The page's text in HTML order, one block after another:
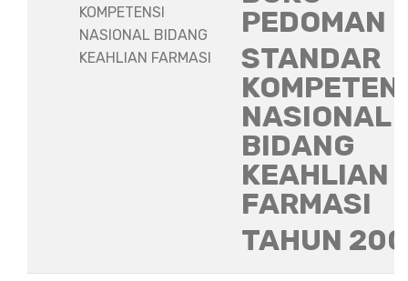
KOMPETENSI
NASIONAL BIDANG
KEAHLIAN FARMASI
PEDOMAN
STANDAR
NASIONAL
BIDANG
KEAHLIAN
FARMASI
TAHUN